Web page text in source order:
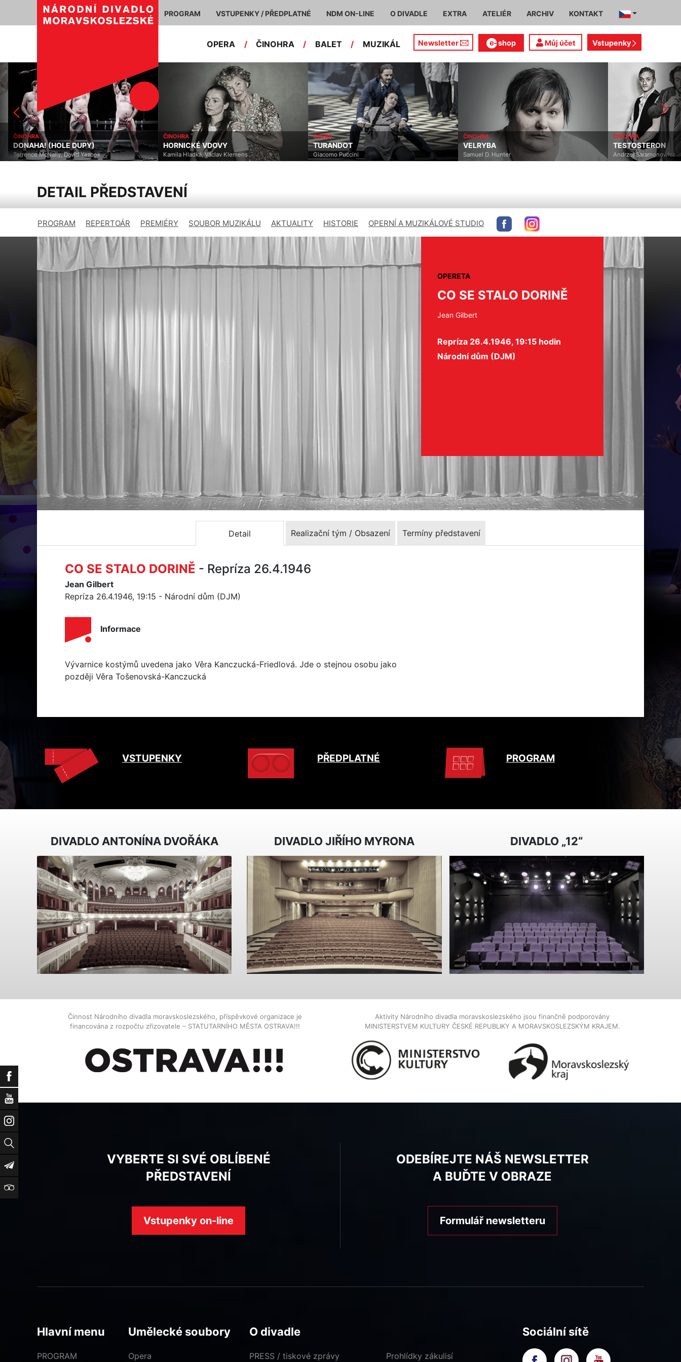
Facebook
YouTube
Instagram
Vyhledat
Newsletter
TripAdvisor
PROGRAM VSTUPENKY / PŘEDPLATNÉ NDM ON-LINE O DIVADLE EXTRA ATELIÉR ARCHIV KONTAKT
OPERA / ČINOHRA / BALET / MUZIKÁL Newsletter shop Můj účet Vstupenky
ČINOHRA
DONAHA! (HOLE DUPY)
Terrence McNally, David Yazbek
ČINOHRA
HORNICKÉ VDOVY
Kamila Hladká, Václav Klemens
OPERA
TURANDOT
Giacomo Puccini
ČINOHRA
VELRYBA
Samuel D. Hunter
ČINOHRA
TESTOSTERON
Andrzej Saramonowicz
DETAIL PŘEDSTAVENÍ
PROGRAM REPERTOÁR PREMIÉRY SOUBOR MUZIKÁLU AKTUALITY HISTORIE OPERNÍ A MUZIKÁLOVÉ STUDIO
OPERETA
CO SE STALO DORINĚ
Jean Gilbert
Repríza 26.4.1946, 19:15 hodin
Národní dům (DJM)
Detail Realizační tým / Obsazení Termíny představení
CO SE STALO DORINĚ - Repríza 26.4.1946
Jean Gilbert
Repríza 26.4.1946, 19:15 - Národní dům (DJM)
Informace
Vývarnice kostýmů uvedena jako Věra Kanczucká-Friedlová. Jde o stejnou osobu jako
později Věra Tošenovská-Kanczucká
VSTUPENKY PŘEDPLATNÉ PROGRAM
DIVADLO ANTONÍNA DVOŘÁKA DIVADLO JIŘÍHO MYRONA DIVADLO „12“
Činnost Národního divadla moravskoslezského, příspěvkové organizace je
financována z rozpočtu zřizovatele – STATUTARNÍHO MĚSTA OSTRAVA!!!
Aktivity Národního divadla moravskoslezského jsou finančně podporovány
MINISTERSTVEM KULTURY ČESKÉ REPUBLIKY A MORAVSKOSLEZSKÝM KRAJEM.
VYBERTE SI SVÉ OBLÍBENÉ
PŘEDSTAVENÍ
Vstupenky on-line
ODEBÍREJTE NÁŠ NEWSLETTER
A BUĎTE V OBRAZE
Formulář newsletteru
Hlavní menu
PROGRAM
Umělecké soubory
Opera
O divadle
PRESS / tiskové zprávy Prohlídky zákulisí
Sociální sítě